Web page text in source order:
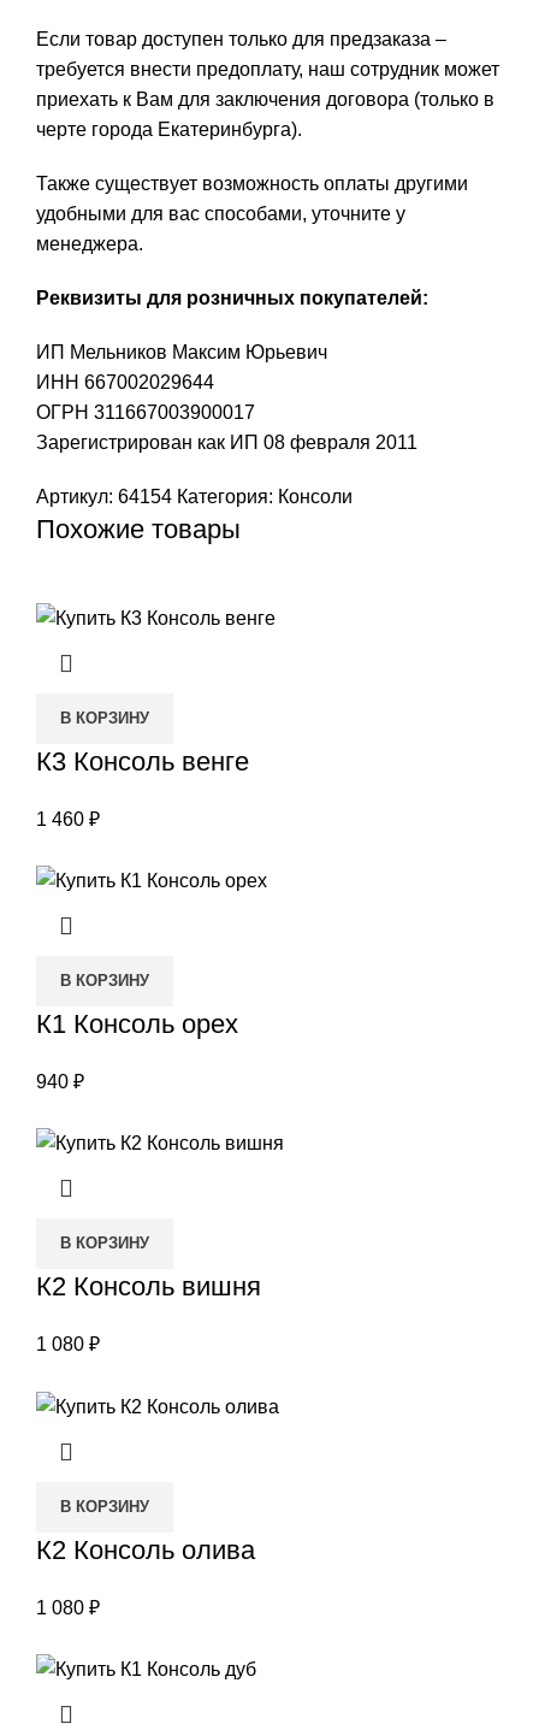
Если товар доступен только для предзаказа –
требуется внести предоплату, наш сотрудник может
приехать к Вам для заключения договора (только в
черте города Екатеринбурга).
Также существует возможность оплаты другими
удобными для вас способами, уточните у
менеджера.
Реквизиты для розничных покупателей:
ИП Мельников Максим Юрьевич
ИНН 667002029644
ОГРН 311667003900017
Зарегистрирован как ИП 08 февраля 2011
Артикул: 64154 Категория: Консоли
Похожие товары
В КОРЗИНУ
К3 Консоль венге
1 460 ₽
В КОРЗИНУ
К1 Консоль орех
940 ₽
В КОРЗИНУ
К2 Консоль вишня
1 080 ₽
В КОРЗИНУ
К2 Консоль олива
1 080 ₽